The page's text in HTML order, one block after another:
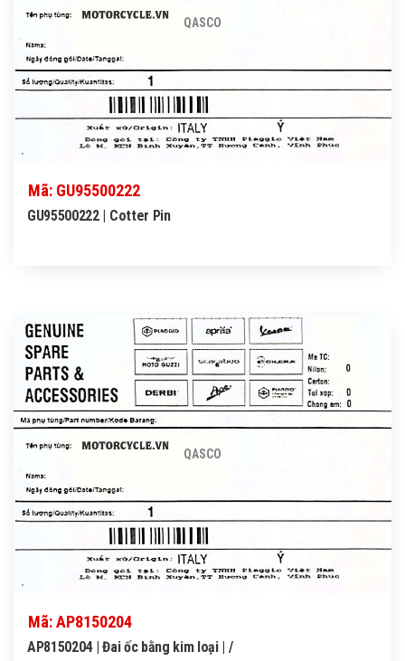
QASCO
Mã: GU95500222
GU95500222 | Cotter Pin
QASCO
Mã: AP8150204
AP8150204 | Đai ốc bằng kim loại | /